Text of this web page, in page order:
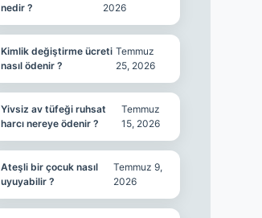
nedir ?
2026
Kimlik değiştirme ücreti
nasıl ödenir ?
Temmuz
25, 2026
Yivsiz av tüfeği ruhsat
harcı nereye ödenir ?
Temmuz
15, 2026
Ateşli bir çocuk nasıl
uyuyabilir ?
Temmuz 9,
2026